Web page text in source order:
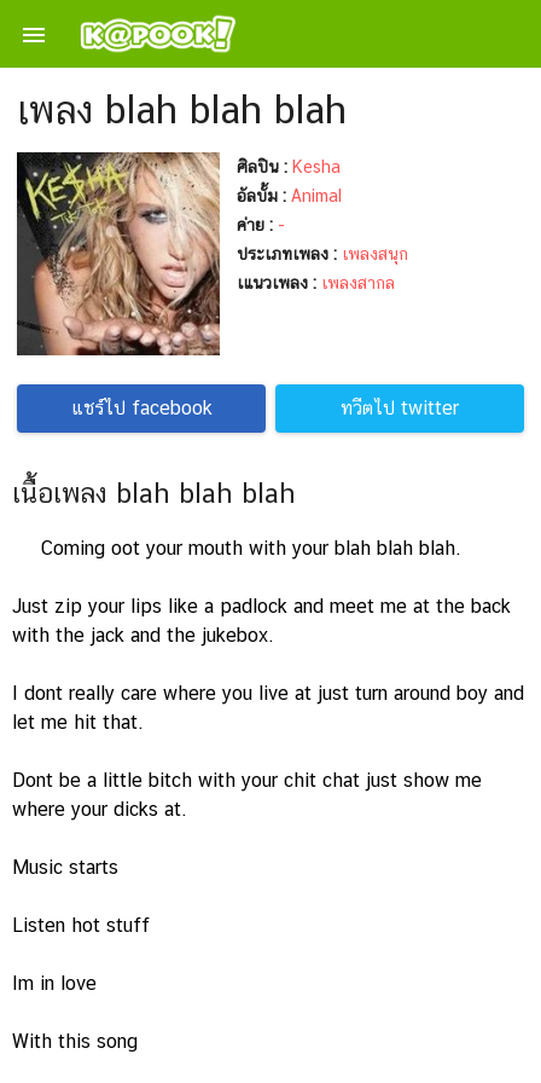

เพลง blah blah blah
ศิลปิน : Kesha
อัลบั้ม : Animal
ค่าย : -
ประเภทเพลง : เพลงสนุก
เแนวเพลง : เพลงสากล
แชร์ไป facebook ทวีตไป twitter
เนื้อเพลง blah blah blah
Coming oot your mouth with your blah blah blah.
Just zip your lips like a padlock and meet me at the back
with the jack and the jukebox.
I dont really care where you live at just turn around boy and
let me hit that.
Dont be a little bitch with your chit chat just show me
where your dicks at.
Music starts
Listen hot stuff
Im in love
With this song